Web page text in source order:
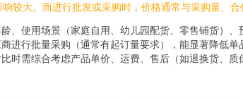
较大。而进行批发或采购时，价格通常与采购量、合
、使用场景（家庭自用、幼儿园配货、零售铺货）、
进行批量采购（通常有起订量要求），能显著降低
时需综合考虑产品单价、运费、售后（如退换货、质